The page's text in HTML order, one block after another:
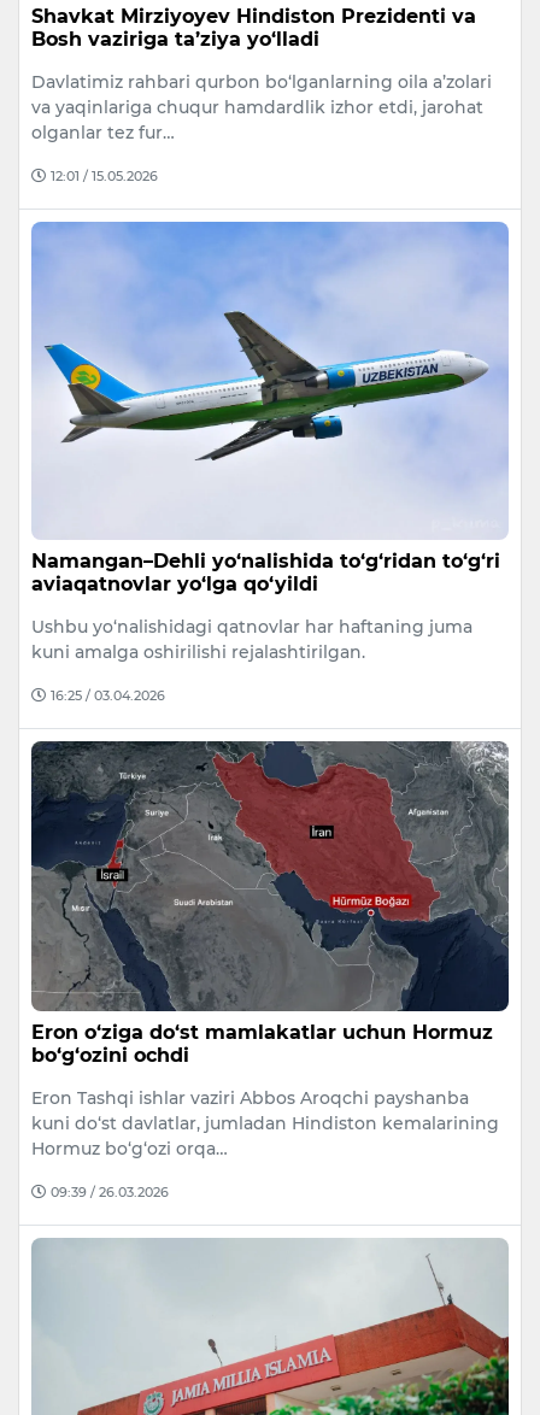
Shavkat Mirziyoyev Hindiston Prezidenti va
Bosh vaziriga ta’ziya yo‘lladi
Davlatimiz rahbari qurbon bo‘lganlarning oila a’zolari
va yaqinlariga chuqur hamdardlik izhor etdi, jarohat
olganlar tez fur…
12:01 / 15.05.2026
Namangan–Dehli yo‘nalishida to‘g‘ridan to‘g‘ri
aviaqatnovlar yo‘lga qo‘yildi
Ushbu yo‘nalishidagi qatnovlar har haftaning juma
kuni amalga oshirilishi rejalashtirilgan.
16:25 / 03.04.2026
Eron o‘ziga do‘st mamlakatlar uchun Hormuz
bo‘g‘ozini ochdi
Eron Tashqi ishlar vaziri Abbos Aroqchi payshanba
kuni do‘st davlatlar, jumladan Hindiston kemalarining
Hormuz bo‘g‘ozi orqa…
09:39 / 26.03.2026